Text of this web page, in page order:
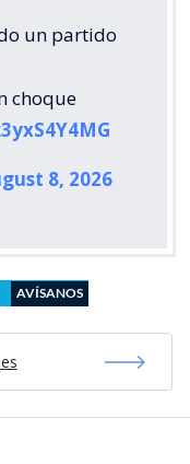
un partido
choque
8, 2026
AVÍSANOS